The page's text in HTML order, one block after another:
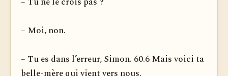
– Moi, non.
– Tu es dans l’erreur, Simon. 60.6 Mais voici ta